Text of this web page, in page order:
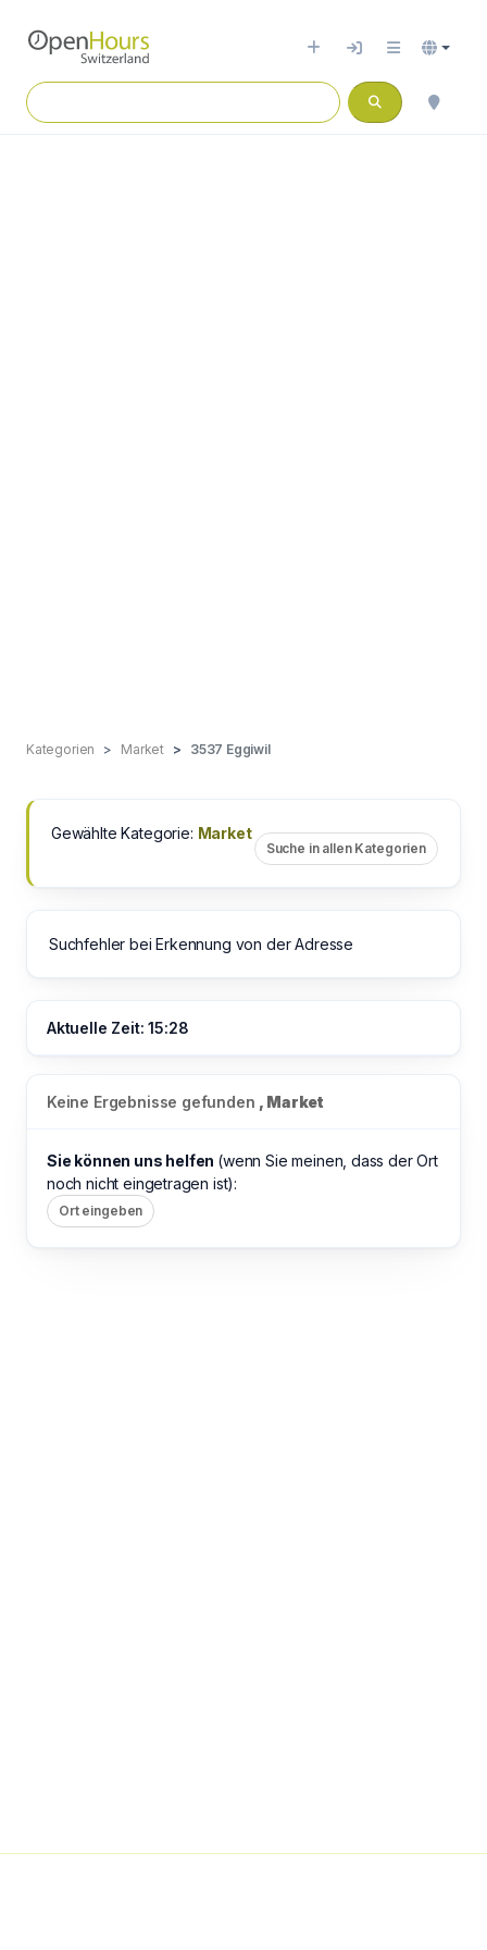
Kategorien Market 3537 Eggiwil
Gewählte Kategorie: Market
Suche in allen Kategorien
Suchfehler bei Erkennung von der Adresse
Aktuelle Zeit: 15:28
Keine Ergebnisse gefunden , Market
Sie können uns helfen (wenn Sie meinen, dass der Ort
noch nicht eingetragen ist):
Ort eingeben